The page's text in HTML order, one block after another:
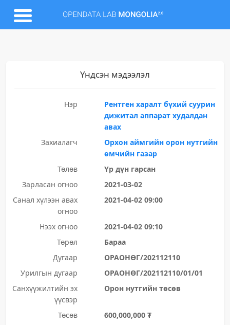
Үндсэн мэдээлэл
Нэр
Рентген харалт бүхий суурин
дижитал аппарат худалдан
авах
Захиалагч
Орхон аймгийн орон нутгийн
өмчийн газар
Төлөв
Үр дүн гарсан
Зарласан огноо
2021-03-02
Санал хүлээн авах
огноо
2021-04-02 09:00
Нээх огноо
2021-04-02 09:10
Төрөл
Бараа
Дугаар
ОРАОНӨГ/202112110
Урилгын дугаар
ОРАОНӨГ/202112110/01/01
Санхүүжилтийн эх
үүсвэр
Орон нутгийн төсөв
Төсөв
600,000,000 ₮